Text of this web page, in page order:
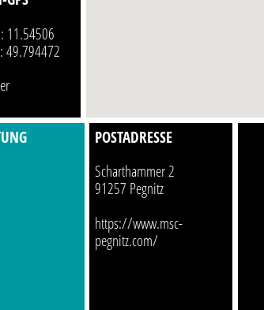
11.54506
49.794472
POSTADRESSE
Scharthammer 2
91257 Pegnitz
https://www.msc-
pegnitz.com/